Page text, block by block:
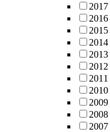
2017
2016
2015
2014
2013
2012
2011
2010
2009
2008
2007